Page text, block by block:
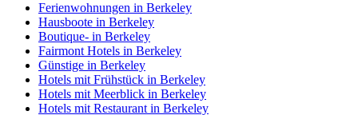
Ferienwohnungen in Berkeley
Hausboote in Berkeley
Boutique- in Berkeley
Fairmont Hotels in Berkeley
Günstige in Berkeley
Hotels mit Frühstück in Berkeley
Hotels mit Meerblick in Berkeley
Hotels mit Restaurant in Berkeley